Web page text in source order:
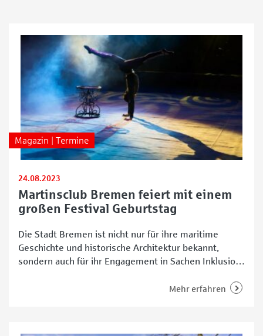
Magazin | Termine
24.08.2023
Martinsclub Bremen feiert mit einem
großen Festival Geburtstag
Die Stadt Bremen ist nicht nur für ihre maritime
Geschichte und historische Architektur bekannt,
sondern auch für ihr Engagement in Sachen Inklusion
unermüdlich für diese Werte einsetzt, istMehr erfahren